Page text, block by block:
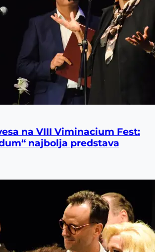
na VIII Viminacium Fest:
najbolja predstava